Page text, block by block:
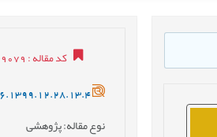
کد مقاله: 13990602249079
نوع مقاله: پژوهشی